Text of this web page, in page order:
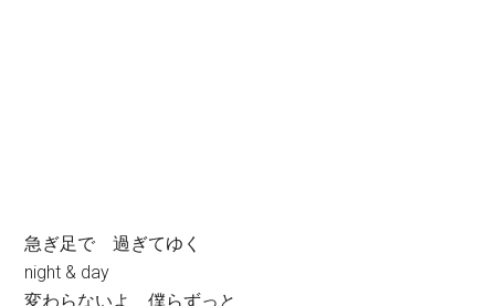
急ぎ足で 過ぎてゆく
night & day
変わらないよ 僕らずっと